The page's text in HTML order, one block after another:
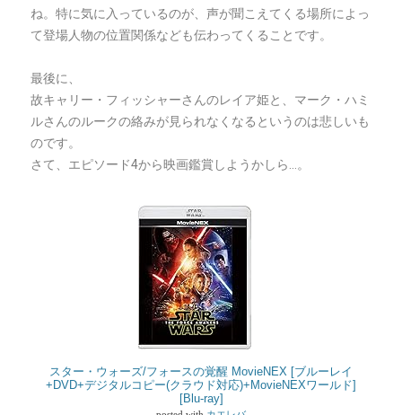
ね。特に気に入っているのが、声が聞こえてくる場所によっ
て登場人物の位置関係なども伝わってくることです。
最後に、
故キャリー・フィッシャーさんのレイア姫と、マーク・ハミ
ルさんのルークの絡みが見られなくなるというのは悲しいも
のです。
さて、エピソード4から映画鑑賞しようかしら…。
スター・ウォーズ/フォースの覚醒 MovieNEX [ブルーレイ
+DVD+デジタルコピー(クラウド対応)+MovieNEXワールド]
[Blu-ray]